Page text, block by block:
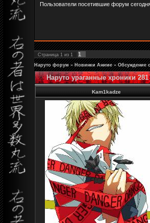
Пользователи посетившие форум
Страница 1 из 1 1
Наруто форум » Новинки Аниме » Обсуждение
Наруто ураганные хроники
Kam1kadze